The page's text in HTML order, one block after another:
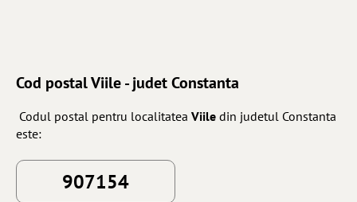
Cod postal Viile - judet Constanta
Codul postal pentru localitatea Viile din judetul Constanta
este:
907154